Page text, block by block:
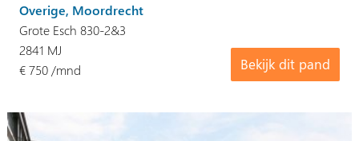
Overige, Moordrecht
Grote Esch 830-2&3
Bekijk dit pand
2841 MJ
€ 750 /mnd